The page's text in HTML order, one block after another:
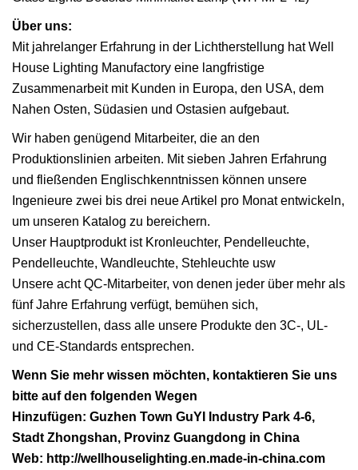
Über uns:
Mit jahrelanger Erfahrung in der Lichtherstellung hat Well
House Lighting Manufactory eine langfristige
Zusammenarbeit mit Kunden in Europa, den USA, dem
Nahen Osten, Südasien und Ostasien aufgebaut.
Wir haben genügend Mitarbeiter, die an den
Produktionslinien arbeiten. Mit sieben Jahren Erfahrung
und fließenden Englischkenntnissen können unsere
Ingenieure zwei bis drei neue Artikel pro Monat entwickeln,
um unseren Katalog zu bereichern.
Unser Hauptprodukt ist Kronleuchter, Pendelleuchte,
Pendelleuchte, Wandleuchte, Stehleuchte usw
Unsere acht QC-Mitarbeiter, von denen jeder über mehr als
fünf Jahre Erfahrung verfügt, bemühen sich,
sicherzustellen, dass alle unsere Produkte den 3C-, UL-
und CE-Standards entsprechen.
Wenn Sie mehr wissen möchten, kontaktieren Sie uns
bitte auf den folgenden Wegen
Hinzufügen: Guzhen Town GuYI Industry Park 4-6,
Stadt Zhongshan, Provinz Guangdong in China
Web: http://wellhouselighting.en.made-in-china.com